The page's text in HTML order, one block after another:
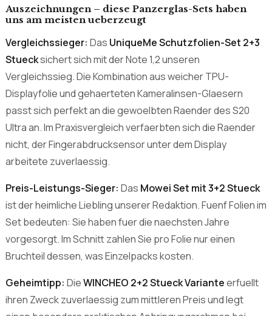
Kameralinsen-Schutzfolie – das ist beim S20 Ultra mit dem
grossen 108-Megapixel-Sensor besonders sinnvoll, weil
der Kamerablock weit aus dem Gehaeuse herausragt.
Auszeichnungen – diese Panzerglas-Sets haben
uns am meisten ueberzeugt
Vergleichssieger:DasUniqueMe Schutzfolien-Set 2+3
Stuecksichert sich mit der Note 1,2 unseren
Vergleichssieg. Die Kombination aus weicher TPU-
Displayfolie und gehaerteten Kameralinsen-Glaesern
Ultra an. Im Praxisvergleich verfaerbten sich die Raender
nicht, der Fingerabdrucksensor unter dem Display
Preis-Leistungs-Sieger:DasMowei Set mit 3+2 Stueck
Set bedeuten: Sie haben fuer die naechsten Jahre
vorgesorgt. Im Schnitt zahlen Sie pro Folie nur einen